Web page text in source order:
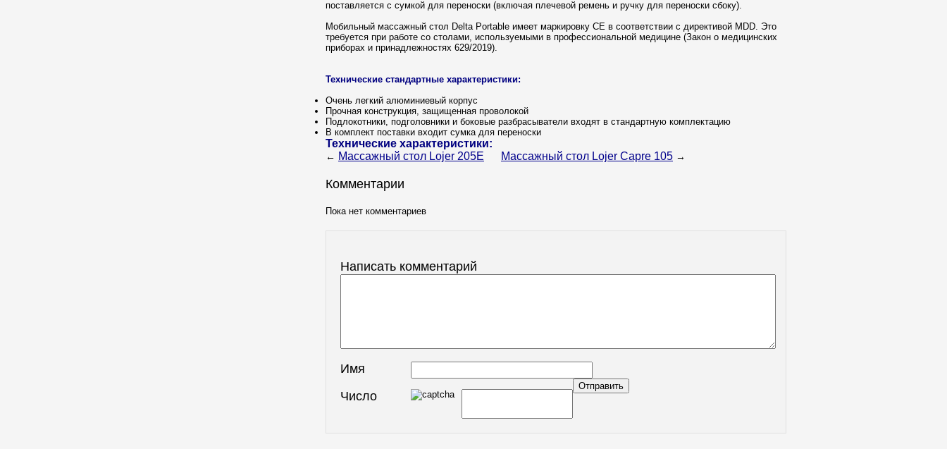
поставляется с сумкой для переноски (включая плечевой ремень и ручку для переноски сбоку).
Мобильный массажный стол Delta Portable имеет маркировку CE в соответствии с директивой MDD. Это
требуется при работе со столами, используемыми в профессиональной медицине (Закон о медицинских
приборах и принадлежностях 629/2019).
Технические стандартные характеристики:
Очень легкий алюминиевый корпус
Прочная конструкция, защищенная проволокой
Подлокотники, подголовники и боковые разбрасыватели входят в стандартную комплектацию
В комплект поставки входит сумка для переноски
Технические характеристики:
← Массажный стол Lojer 205E Массажный стол Lojer Capre 105 →
Комментарии
Пока нет комментариев
Написать комментарий
Имя
Число